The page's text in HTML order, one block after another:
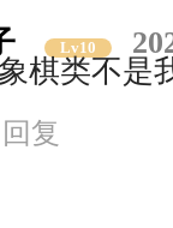
Lv10
棋类不是
回复